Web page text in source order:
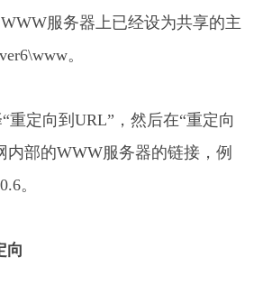
服务器上已经设为共享的主
。
定向到URL”，然后在“重定向
内部的WWW服务器的链接，例
。
向